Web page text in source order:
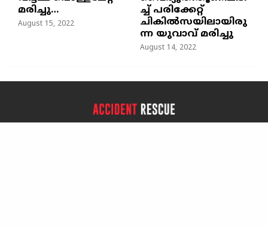
മരിച്ചു…
August 15, 2022
ച്ച്‌ പരിക്കേറ്റ്
ചികില്‍സയിലായിരു
ന്ന യുവാവ് മരിച്ചു
August 14, 2022